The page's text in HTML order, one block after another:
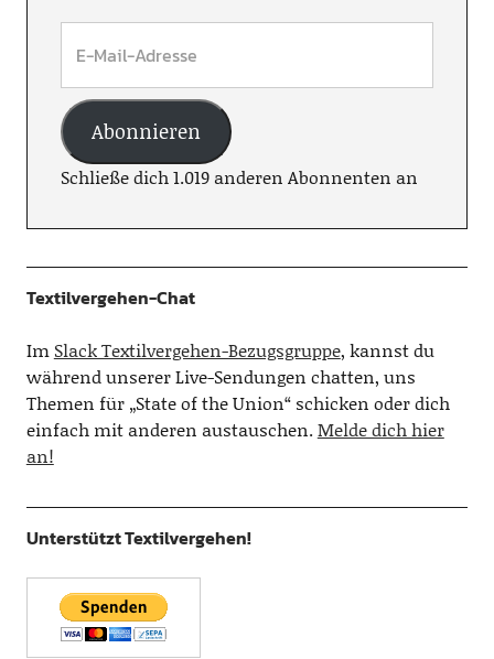
Abonnieren
Schließe dich 1.019 anderen Abonnenten an
Textilvergehen-Chat
Im Slack Textilvergehen-Bezugsgruppe, kannst du
während unserer Live-Sendungen chatten, uns
Themen für „State of the Union“ schicken oder dich
einfach mit anderen austauschen.Melde dich hier
an!
Unterstützt Textilvergehen!